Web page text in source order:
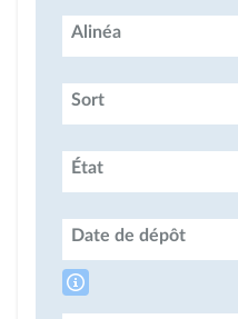
Alinéa
Sort
État
Date de dépôt